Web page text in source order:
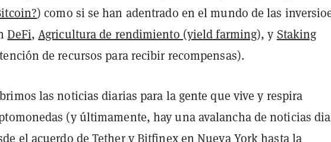
) como si se han adentrado en el mundo de las
DeFi,Agricultura de rendimiento (yield farming), y Staking
de recursos para recibir recompensas).
las noticias diarias para la gente que vive y respira
(y últimamente, hay una avalancha de noticias
elacuerdo de Tether y Bitfinex en Nueva Yorkhastala